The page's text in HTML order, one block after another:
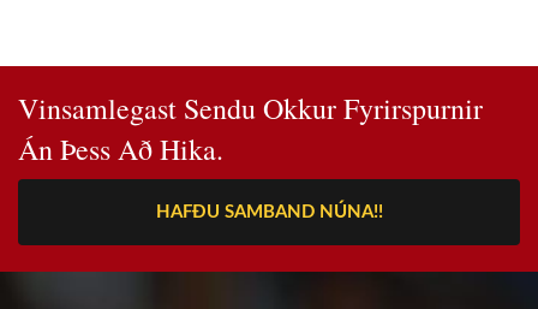
Vinsamlegast Sendu Okkur Fyrirspurnir
Án Þess Að Hika.
HAFÐU SAMBAND NÚNA!!